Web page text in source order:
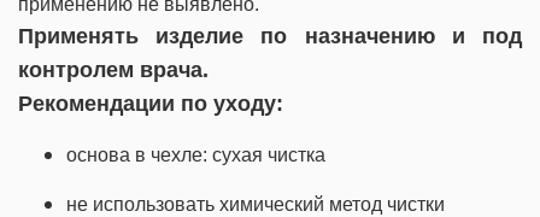
применению не выявлено.
Применять изделие по назначению и под
контролем врача.
Рекомендации по уходу:
основа в чехле: сухая чистка
не использовать химический метод чистки